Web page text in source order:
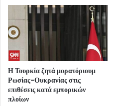
Η Τουρκία ζητά μορατόριουμ
Ρωσίας-Ουκρανίας στις
επιθέσεις κατά εμπορικών
πλοίων